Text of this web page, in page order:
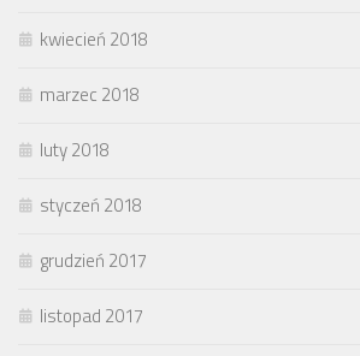
kwiecień 2018
marzec 2018
luty 2018
styczeń 2018
grudzień 2017
listopad 2017